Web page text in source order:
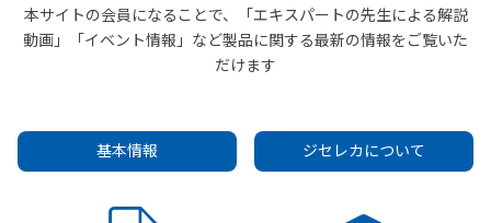
本サイトの会員になることで、「エキスパートの先生による解説
動画」「イベント情報」など製品に関する最新の情報をご覧いた
だけます
基本情報 ジセレカについて